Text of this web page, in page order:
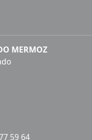
MERMOZ
59 64